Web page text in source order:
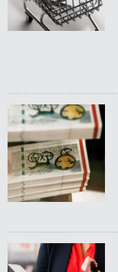
16 kr.
1 dåse suppe
Priser i 2026